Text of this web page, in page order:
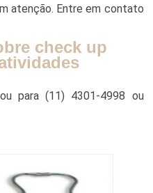
atenção. Entre em contato
check up
ou para(11) 4301-4998 ou